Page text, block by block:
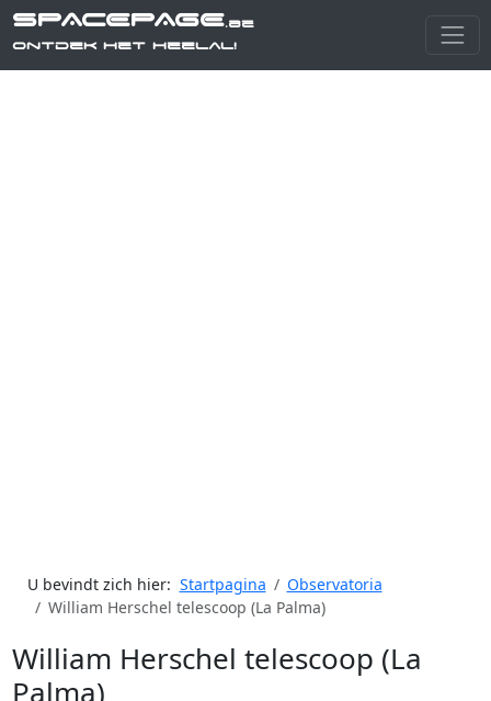
SPACEPAGE.be
Ontdek het heelal!
U bevindt zich hier: Startpagina
Observatoria
William Herschel telescoop (La Palma)
William Herschel telescoop (La
Palma)